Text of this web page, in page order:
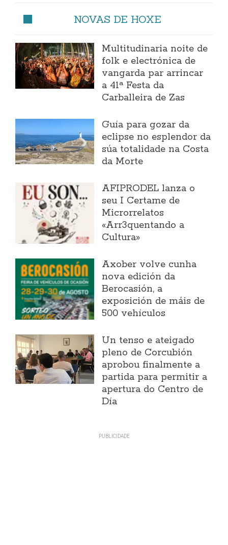
NOVAS DE HOXE
Multitudinaria noite de
folk e electrónica de
vangarda par arrincar
a 41ª Festa da
Carballeira de Zas
Guía para gozar da
eclipse no esplendor da
súa totalidade na Costa
da Morte
AFIPRODEL lanza o
seu I Certame de
Microrrelatos
«Arr3quentando a
Cultura»
Axober volve cunha
nova edición da
Berocasión, a
exposición de máis de
500 vehículos
Un tenso e ateigado
pleno de Corcubión
aprobou finalmente a
partida para permitir a
apertura do Centro de
Día